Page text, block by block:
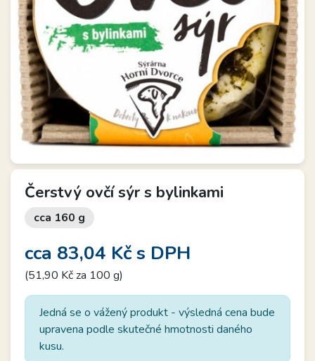
Čerstvý ovčí sýr s bylinkami
cca 160 g
cca 83,04 Kčs DPH
(51,90 Kč za 100 g)
Jedná se o vážený produkt - výsledná cena bude
upravena podle skutečné hmotnosti daného
kusu.